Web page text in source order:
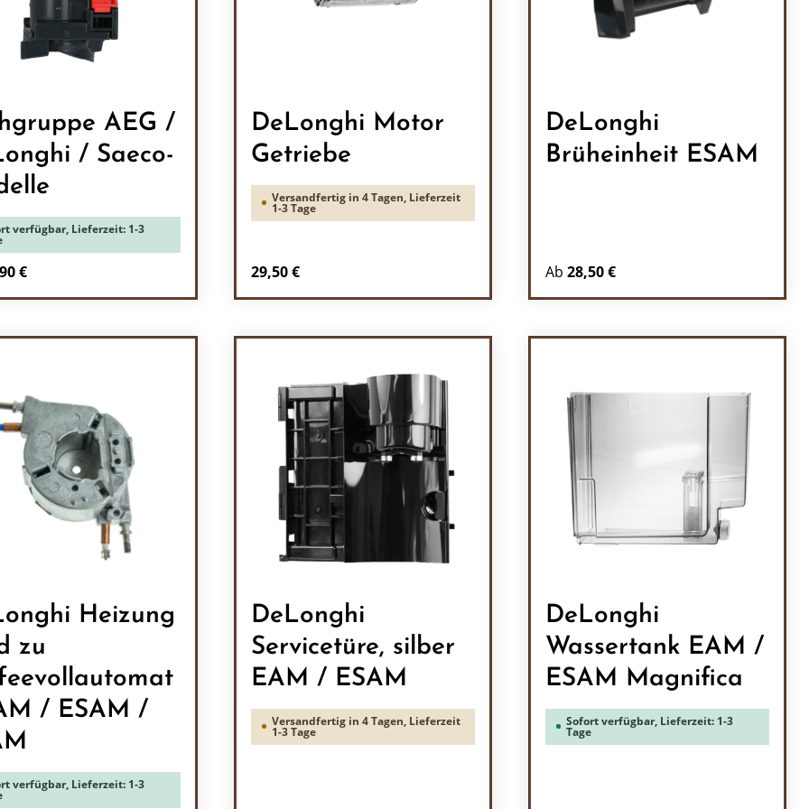
AEG /
/ Saeco-
verfügbar, Lieferzeit: 1-3
€
DeLonghi Motor
Getriebe
Versandfertig in 4 Tagen, Lieferzeit
1-3 Tage
Regulärer Preis:
29,50 €
DeLonghi
Brüheinheit ESAM
Ab 28,50 €
Heizung
zu
/ ESAM /
verfügbar, Lieferzeit: 1-3
DeLonghi
Servicetüre, silber
EAM / ESAM
Versandfertig in 4 Tagen, Lieferzeit
1-3 Tage
DeLonghi
Wassertank EAM /
ESAM Magnifica
Sofort verfügbar, Lieferzeit: 1-3
Tage